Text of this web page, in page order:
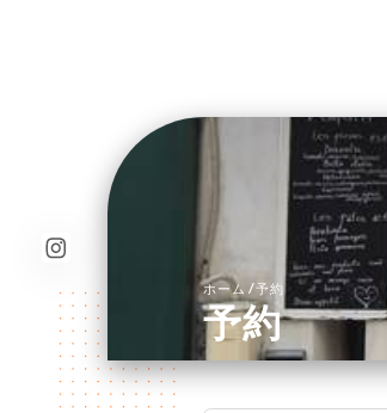
ホーム/予約
予約